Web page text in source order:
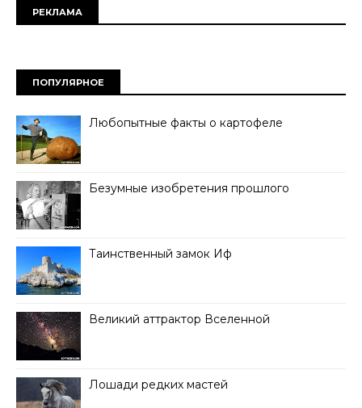
РЕКЛАМА
ПОПУЛЯРНОЕ
Любопытные факты о картофеле
Безумные изобретения прошлого
Таинственный замок Иф
Великий аттрактор Вселенной
Лошади редких мастей